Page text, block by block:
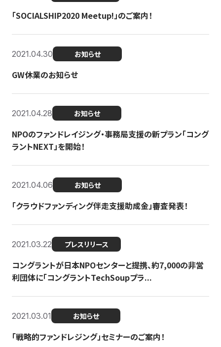
「SOCIALSHIP2020 Meetup!」のご案内！
2021.04.30 お知らせ
GW休業のお知らせ
2021.04.28 お知らせ
NPOのファンドレイジング・事務局支援の新プラン「コング
ラントNEXT」を開始！
2021.04.06 お知らせ
「クラウドファンディング伴走支援助成金」審査発表！
2021.03.22 プレスリリース
コングラントが日本NPOセンターと提携、約7,000の非営
利団体に「コングラントTechSoupプラ...
2021.03.01 お知らせ
「戦略的ファンドレジング」セミナーのご案内！